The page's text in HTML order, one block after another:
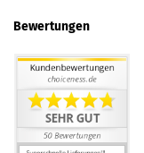
Bewertungen